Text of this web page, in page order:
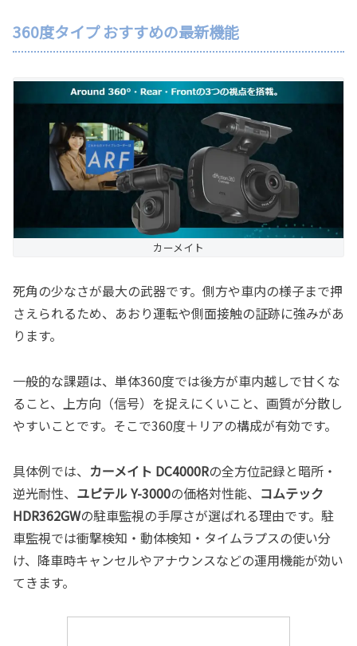
360度タイプ おすすめの最新機能
カーメイト
死角の少なさが最大の武器です。側方や車内の様子まで押
さえられるため、あおり運転や側面接触の証跡に強みがあ
ります。
一般的な課題は、単体360度では後方が車内越しで甘くな
ること、上方向（信号）を捉えにくいこと、画質が分散し
やすいことです。そこで360度＋リアの構成が有効です。
具体例では、 カーメイト DC4000Rの全方位記録と暗所・
逆光耐性、 ユピテル Y-3000の価格対性能、 コムテック
HDR362GWの駐車監視の手厚さが選ばれる理由です。駐
車監視では衝撃検知・動体検知・タイムラプスの使い分
け、降車時キャンセルやアナウンスなどの運用機能が効い
てきます。